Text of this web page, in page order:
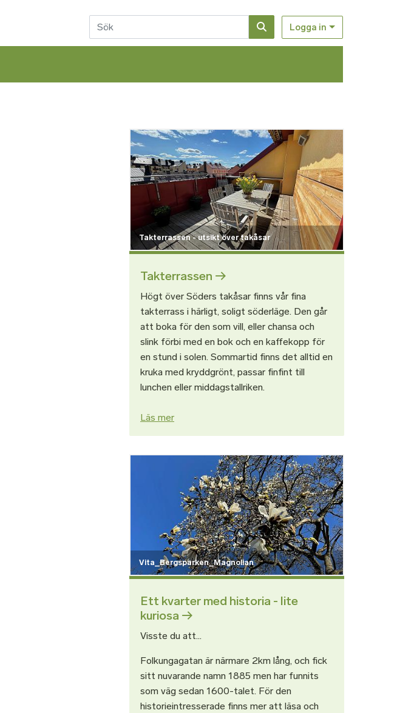
Logga in
Bild
Takterrassen - utsikt över takåsar
Takterrassen
Högt över Söders takåsar finns vår fina
takterrass i härligt, soligt söderläge. Den går
att boka för den som vill, eller chansa och
slink förbi med en bok och en kaffekopp för
en stund i solen. Sommartid finns det alltid en
kruka med kryddgrönt, passar finfint till
lunchen eller middagstallriken.
Läs mer
Vita_Bergsparken_Magnolian
Ett kvarter med historia - lite
kuriosa
Visste du att...
Folkungagatan är närmare 2km lång, och fick
sitt nuvarande namn 1885 men har funnits
som väg sedan 1600-talet. För den
historieintresserade finns mer att läsa och